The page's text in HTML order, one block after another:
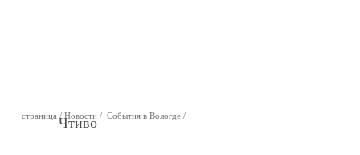
страница / Новости / События в Вологде /
Чтиво